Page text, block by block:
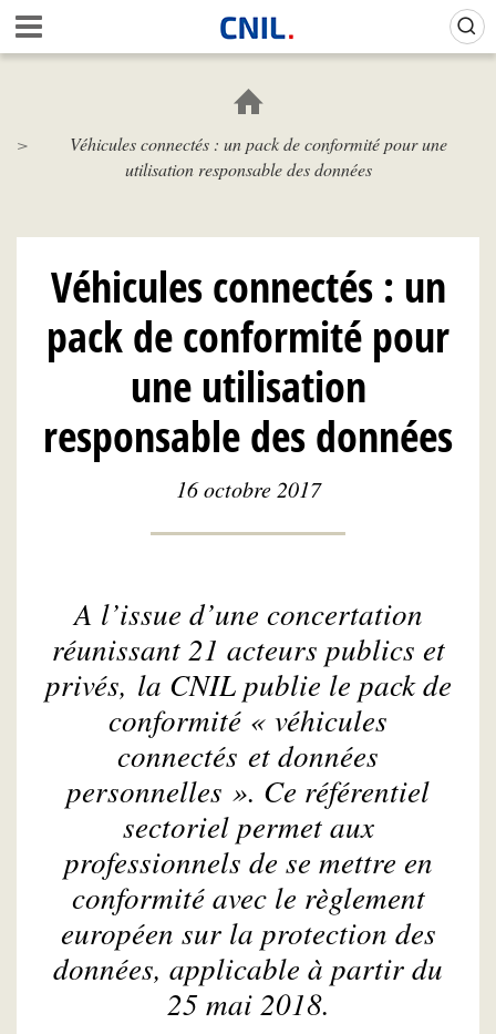
Aller
au
contenu
c
i
l
N
L
Véhicules connectés : un pack de conformité pour une
utilisation responsable des données
Véhicules connectés : un
pack de conformité pour
une utilisation
responsable des données
16 octobre 2017
A l’issue d’une concertation
réunissant 21 acteurs publics et
privés, la CNIL publie le pack de
conformité « véhicules
connectés et données
personnelles ». Ce référentiel
sectoriel permet aux
professionnels de se mettre en
conformité avec le règlement
européen sur la protection des
données, applicable à partir du
25 mai 2018.
Gestion de vos préférences sur les cookies (témoins de connexion)